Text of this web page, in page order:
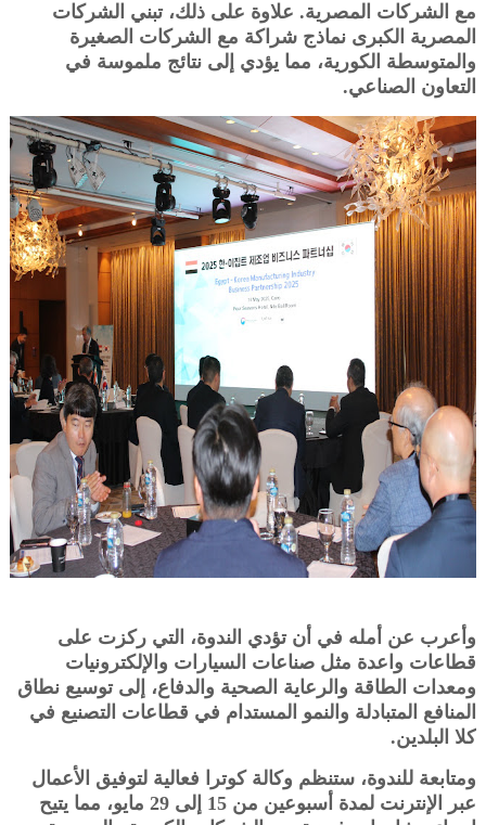
مع الشركات المصرية. علاوة على ذلك، تبني الشركات
المصرية الكبرى نماذج شراكة مع الشركات الصغيرة
والمتوسطة الكورية، مما يؤدي إلى نتائج ملموسة في
التعاون الصناعي.
وأعرب عن أمله في أن تؤدي الندوة، التي ركزت على
قطاعات واعدة مثل صناعات السيارات والإلكترونيات
ومعدات الطاقة والرعاية الصحية والدفاع، إلى توسيع نطاق
المنافع المتبادلة والنمو المستدام في قطاعات التصنيع في
كلا البلدين.
ومتابعة للندوة، ستنظم وكالة كوترا فعالية لتوفيق الأعمال
عبر الإنترنت لمدة أسبوعين من 15 إلى 29 مايو، مما يتيح